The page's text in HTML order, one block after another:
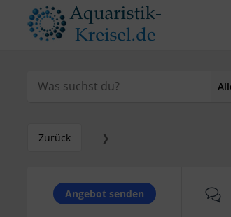
Zurück ❯
Angebot senden